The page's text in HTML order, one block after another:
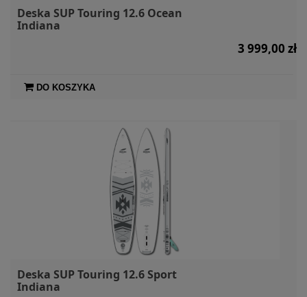
Deska SUP Touring 12.6 Ocean
Indiana
3 999,00 zł
DO KOSZYKA
Deska SUP Touring 12.6 Sport
Indiana